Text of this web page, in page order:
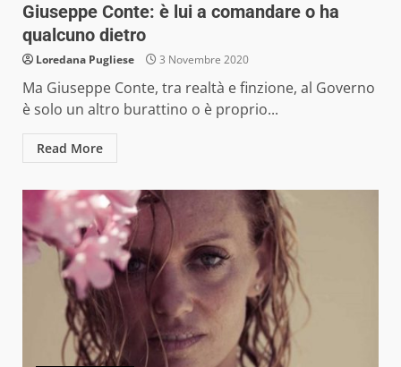
Giuseppe Conte: è lui a comandare o ha
qualcuno dietro
Loredana Pugliese 3 Novembre 2020
Ma Giuseppe Conte, tra realtà e finzione, al Governo
è solo un altro burattino o è proprio...
Read More